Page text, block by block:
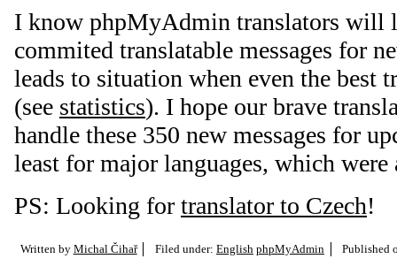
I know phpMyAdmin translators will
commited translatable messages for
leads to situation when even the best
(see statistics). I hope our brave
handle these 350 new messages for
least for major languages, which
PS: Looking for translator to Czech!
Written by Michal Čihař Filed under: English phpMyAdmin Published